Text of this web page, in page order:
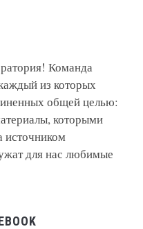
Команда
из которых
общей целью:
которыми
источником
для нас любимые